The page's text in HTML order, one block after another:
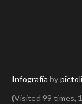
Infografía by
(Visited 99 times,